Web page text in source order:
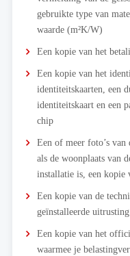
gebruikte type van
waarde (m²K/W)
Een kopie van het
Een kopie van het
identiteitskaarten, een
identiteitskaart en een
chip
Een of meer foto’s
als de woonplaats van
installatie is, een kopie
Een kopie van de
geïnstalleerde uitrusting
Een kopie van het
waarmee je